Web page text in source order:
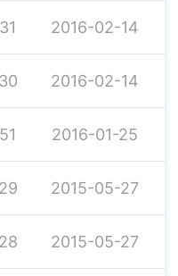
2016-02-14
2016-02-14
2016-01-25
2015-05-27
2015-05-27